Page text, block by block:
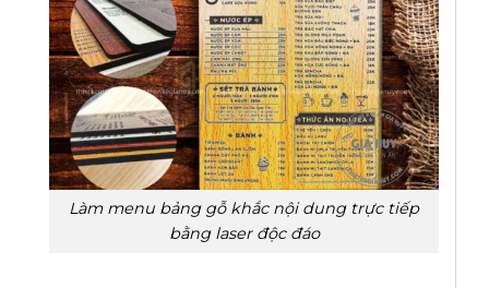
Làm menu bảng gỗ khắc nội dung trực tiếp
bằng laser độc đáo